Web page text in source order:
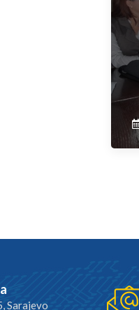
Sarajevo